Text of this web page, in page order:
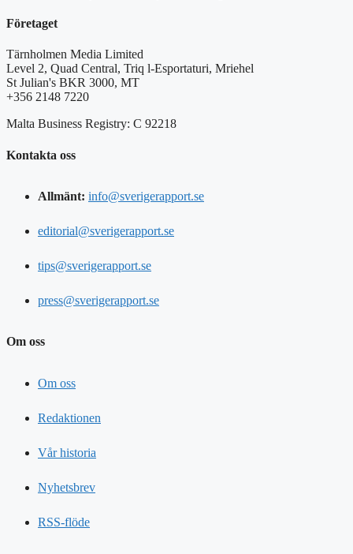
Företaget
Tärnholmen Media Limited
Level 2, Quad Central, Triq l-Esportaturi, Mriehel
St Julian's BKR 3000, MT
+356 2148 7220
Malta Business Registry: C 92218
Kontakta oss
Allmänt: info@sverigerapport.se
editorial@sverigerapport.se
tips@sverigerapport.se
press@sverigerapport.se
Om oss
Om oss
Redaktionen
Vår historia
Nyhetsbrev
RSS-flöde